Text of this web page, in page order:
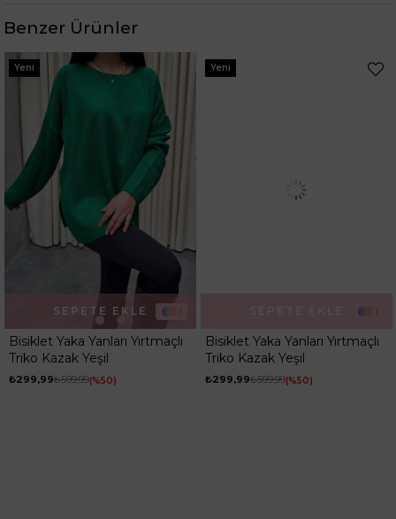
Benzer Ürünler
Bisiklet Yaka Yanları Yırtmaçlı
Triko Kazak Yeşil
₺299,99₺599,99 %50
SEPETE EKLE
Yeni
Bisiklet Yaka Yanları Yırtmaçlı
Triko Kazak Yeşil
₺299,99₺599,99 %50
Yeni